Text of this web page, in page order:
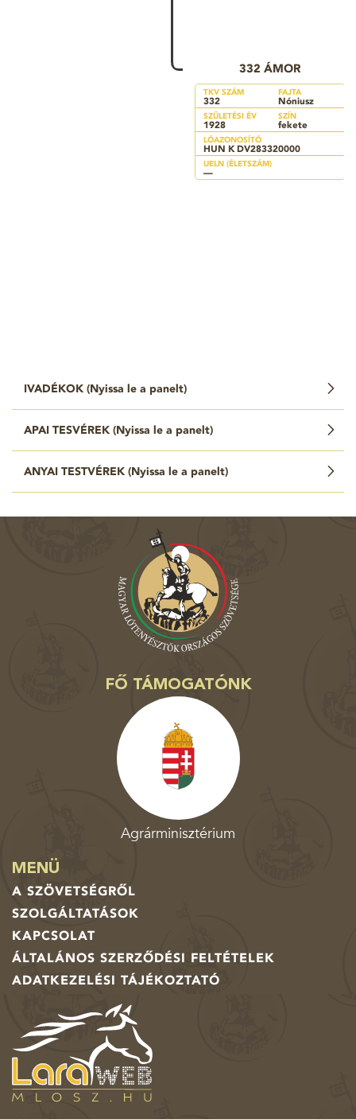
332 ÁMOR
TKV SZÁM
332
FAJTA
Nóniusz
SZÜLETÉSI ÉV
1928
SZÍN
fekete
LÓAZONOSÍTÓ
HUN K DV283320000
UELN (ÉLETSZÁM)
—
IVADÉKOK ( Nyissa le a panelt)
APAI TESVÉREK ( Nyissa le a panelt)
ANYAI TESTVÉREK ( Nyissa le a panelt)
FŐ TÁMOGATÓNK
Agrárminisztérium
MENÜ
A SZÖVETSÉGRŐL
SZOLGÁLTATÁSOK
KAPCSOLAT
ÁLTALÁNOS SZERZŐDÉSI FELTÉTELEK
ADATKEZELÉSI TÁJÉKOZTATÓ